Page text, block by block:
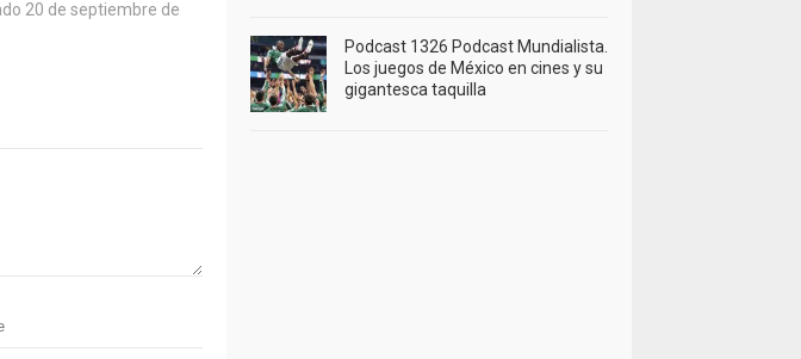
20 de septiembre de
Podcast 1326 Podcast Mundialista.
Los juegos de México en cines y su
gigantesca taquilla